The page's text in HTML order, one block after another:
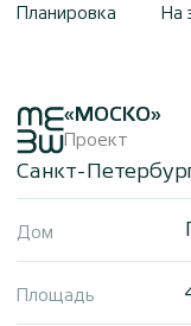
Планировка На
«МОСКО»
Проект
Санкт-
Дом
Площадь